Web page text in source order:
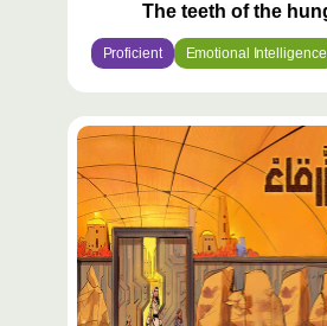
The teeth of the
Proficient Emotional Intelligence